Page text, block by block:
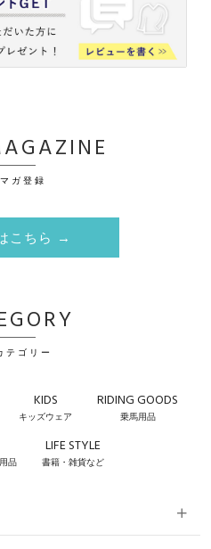
ガ登録
こちら →
テゴリー
KIDS
キッズウェア
RIDING GOODS
乗馬用品
品
LIFE STYLE
書籍・雑貨など